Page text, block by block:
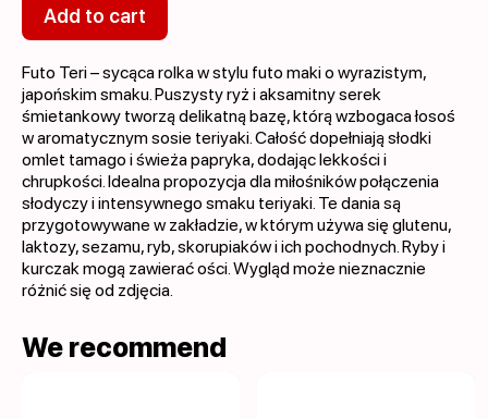
Add to cart
Futo Teri – sycąca rolka w stylu futo maki o wyrazistym,
japońskim smaku. Puszysty ryż i aksamitny serek
śmietankowy tworzą delikatną bazę, którą wzbogaca łosoś
w aromatycznym sosie teriyaki. Całość dopełniają słodki
omlet tamago i świeża papryka, dodając lekkości i
chrupkości. Idealna propozycja dla miłośników połączenia
słodyczy i intensywnego smaku teriyaki. Te dania są
przygotowywane w zakładzie, w którym używa się glutenu,
laktozy, sezamu, ryb, skorupiaków i ich pochodnych. Ryby i
kurczak mogą zawierać ości. Wygląd może nieznacznie
różnić się od zdjęcia.
We recommend